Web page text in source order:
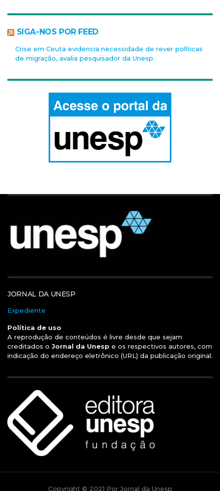
SIGA-NOS POR FEED
Crise em Ceuta evidencia necessidade de rever políticas
de migração, avalia pesquisador da Unesp
JORNAL DA UNESP
Expediente
Política de uso
A reprodução de conteúdos é livre desde que sejam
creditados o Jornal da Unesp e os respectivos autores, com
indicação do endereço eletrônico (URL) da publicação original.
Copyright © 2021 Por Jornal da Unesp